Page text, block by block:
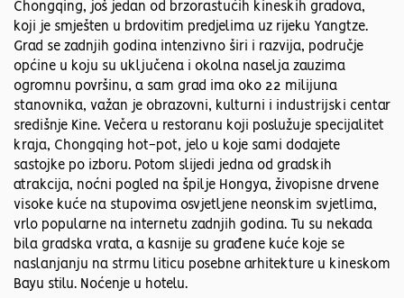
Chongqing, još jedan od brzorastućih kineskih gradova,
koji je smješten u brdovitim predjelima uz rijeku Yangtze.
Grad se zadnjih godina intenzivno širi i razvija, područje
općine u koju su uključena i okolna naselja zauzima
ogromnu površinu, a sam grad ima oko 22 milijuna
stanovnika, važan je obrazovni, kulturni i industrijski centar
središnje Kine. Večera u restoranu koji poslužuje specijalitet
kraja, Chongqing hot-pot, jelo u koje sami dodajete
sastojke po izboru. Potom slijedi jedna od gradskih
atrakcija, noćni pogled na špilje Hongya, živopisne drvene
visoke kuće na stupovima osvjetljene neonskim svjetlima,
vrlo popularne na internetu zadnjih godina. Tu su nekada
bila gradska vrata, a kasnije su građene kuće koje se
naslanjanju na strmu liticu posebne arhitekture u kineskom
Bayu stilu. Noćenje u hotelu.